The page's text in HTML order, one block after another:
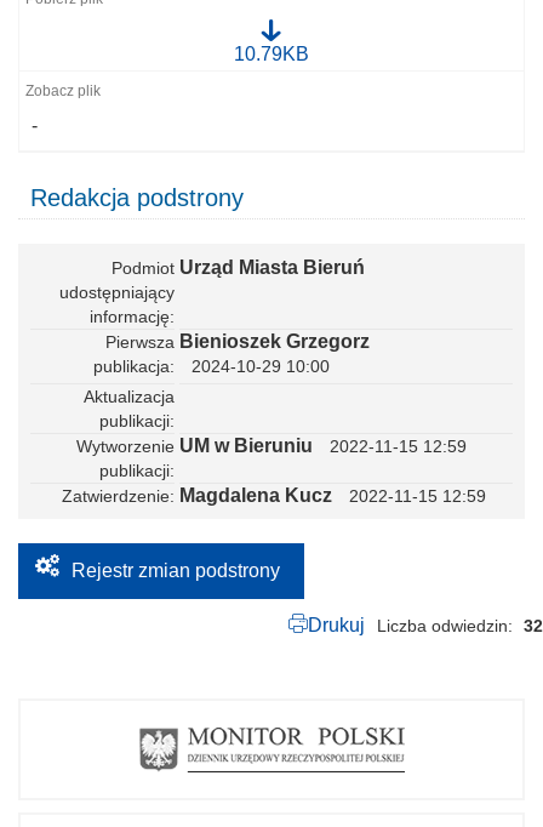
1
2
X
I
10.79KB
-
Redakcja podstrony
Podmiot
udostępniający
informację
Urząd Miasta Bieruń
Pierwsza
publikacja
Bienioszek Grzegorz
2024-10-29 10:00
Aktualizacja
publikacji
Wytworzenie
publikacji
UM w Bieruniu 2022-11-15 12:59
Zatwierdzenie Magdalena Kucz 2022-11-15 12:59
Rejestr zmian podstrony
Drukuj Liczba odwiedzin 32